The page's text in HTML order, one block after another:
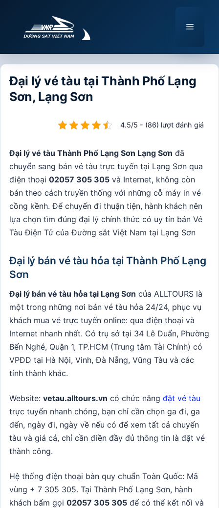
Menu
Đại lý vé tàu tại Thành Phố Lạng
Sơn, Lạng Sơn
4.5/5 - (86) lượt đánh giá
Đại lý vé tàu Thành Phố Lạng Sơn Lạng Sơn đã
chuyển sang bán vé tàu trực tuyến tại Lạng Sơn qua
điện thoại 02057 305 305 và Internet, không còn
bán theo cách truyền thống với những cỗ máy in vé
cồng kềnh. Để chuyến đi thuận tiện, hành khách nên
lựa chọn tìm đúng đại lý chính thức có uy tín bán Vé
Tàu Điện Tử của Đường sắt Việt Nam tại Lạng Sơn
Đại lý bán vé tàu hỏa tại Thành Phố Lạng
Sơn
Đại lý bán vé tàu hỏa tại Lạng Sơn của ALLTOURS là
một trong những nơi bán vé tàu hỏa 24/24, phục vụ
khách mua vé trực tuyến online: qua điện thoại và
Internet nhanh nhất. Có trụ sở tại 34 Lê Duẩn, Phường
Bến Nghé, Quận 1, TP.HCM (Trung tâm Tài Chính) có
VPĐD tại Hà Nội, Vinh, Đà Nẵng, Vũng Tàu và các
tỉnh thành khác.
Website: vetau.alltours.vn có chức năng đặt vé tàu
trực tuyến nhanh chóng, bạn chỉ cần chọn ga đi, ga
đến, ngày đi, ngày về nếu có để xem tất cả chuyến
tàu và giá cả, chỉ cần điền đầy đủ thông tin là đặt vé
thành công.
Hệ thống điện thoại bàn quy chuẩn Toàn Quốc: Mã
vùng + 7 305 305. Tại Thành Phố Lạng Sơn, hành
khách bấm gọi 02057 305 305 để có thể kết nối và